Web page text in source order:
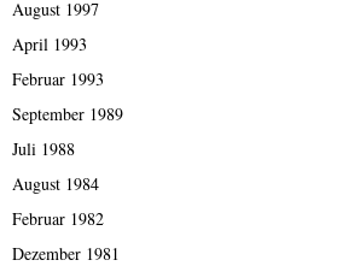
August 1997
April 1993
Februar 1993
September 1989
Juli 1988
August 1984
Februar 1982
Dezember 1981